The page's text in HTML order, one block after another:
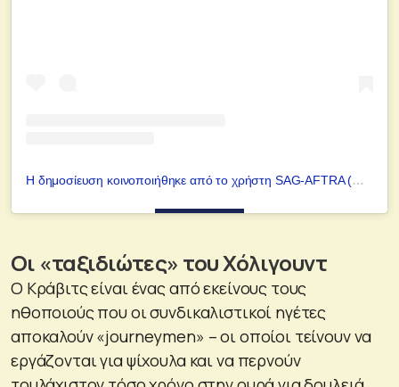
Η δημοσίευση κοινοποιήθηκε από το χρήστη SAG-AFTRA (@sagaftra)
Οι «ταξιδιώτες» του Χόλιγουντ
Ο Κράβιτς είναι ένας από εκείνους τους
ηθοποιούς που οι συνδικαλιστικοί ηγέτες
αποκαλούν «journeymen» – οι οποίοι τείνουν να
εργάζονται για ψίχουλα και να περνούν